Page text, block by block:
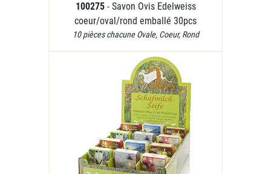
100275 - Savon Ovis Edelweiss
coeur/oval/rond emballé 30pcs
10 pièces chacune Ovale, Coeur, Rond